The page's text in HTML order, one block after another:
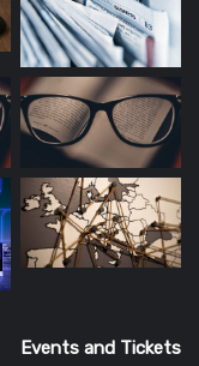
Events and Tickets